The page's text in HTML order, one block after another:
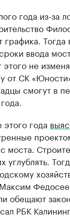
года из-за
графика.
ввода
не
от СК
смогут в
года
моста.
углублять.
обещают
РБК